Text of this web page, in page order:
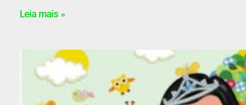
Leia mais »